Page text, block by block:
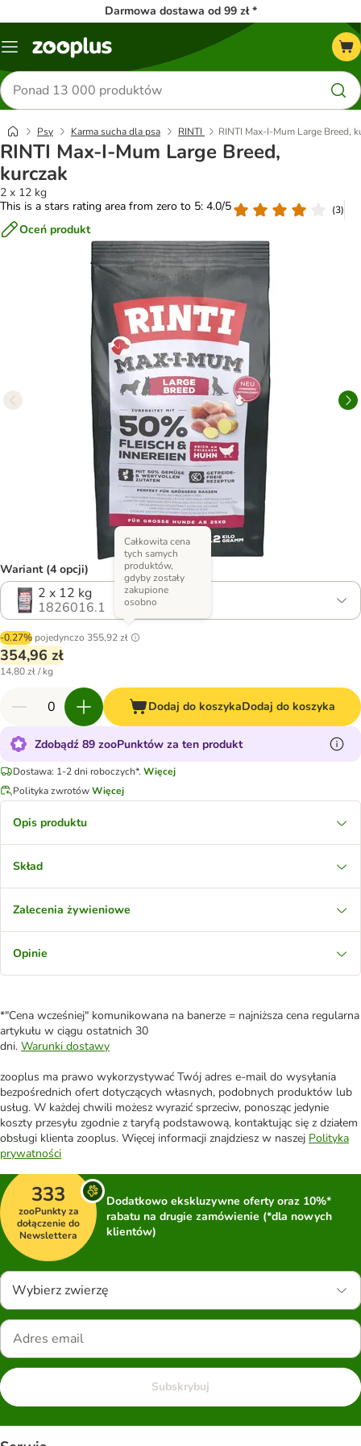
Darmowa dostawa od 99 zł *
Menu
Szukaj
produktów
Psy Karma sucha dla psa RINTI RINTI Max-I-Mum Large Breed,
RINTI Max-I-Mum Large Breed,
kurczak
2 x 12 kg
This is a stars rating area from zero to 5: 4.0/5
(3)
Oceń produkt
Wariant (4 opcji)
2 x 12 kg
1826016.1
-0.27% pojedynczo 355,92 zł
Całkowita cena
tych samych
produktów,
gdyby zostały
zakupione
osobno
354,96 zł
14,80 zł / kg
Dodaj do koszykaDodaj do koszyka
Zdobądź 89 zooPunktów za ten produkt
Dostawa: 1-2 dni roboczych*. Więcej
Polityka zwrotówWięcej
Opis produktu
Skład
Zalecenia żywieniowe
Opinie
*"Cena wcześniej" komunikowana na banerze = najniższa cena regularna
artykułu w ciągu ostatnich 30
dni. Warunki dostawy
zooplus ma prawo wykorzystywać Twój adres e-mail do wysyłania
bezpośrednich ofert dotyczących własnych, podobnych produktów lub
usług. W każdej chwili możesz wyrazić sprzeciw, ponosząc jedynie
koszty przesyłu zgodnie z taryfą podstawową, kontaktując się z działem
obsługi klienta zooplus. Więcej informacji znajdziesz w naszej Polityka
prywatności
333
zooPunkty za
dołączenie do
Newslettera
Dodatkowo ekskluzywne oferty oraz 10%*
rabatu na drugie zamówienie (*dla nowych
klientów)
Wybierz zwierzę
Subskrybuj